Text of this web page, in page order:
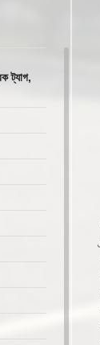
ট্যাগ,